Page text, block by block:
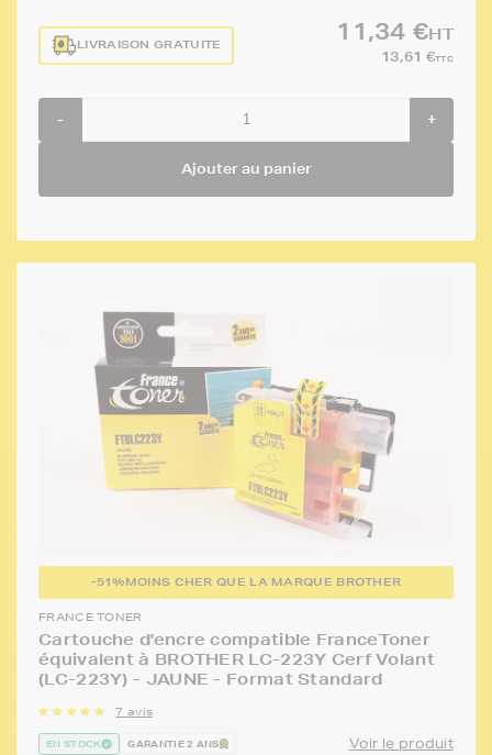
LIVRAISON GRATUITE
11,34 €HT
13,61 €TTC
- +
Ajouter au panier
-51%MOINS CHER QUE LA MARQUE BROTHER
FRANCE TONER
Cartouche d'encre compatible FranceToner
équivalent à BROTHER LC-223Y Cerf Volant
(LC-223Y) - JAUNE - Format Standard
7 avis
EN STOCK GARANTIE 2 ANS Voir le produit